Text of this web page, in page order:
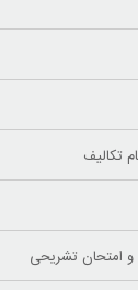
تکالیف
و امتحان تشریحی